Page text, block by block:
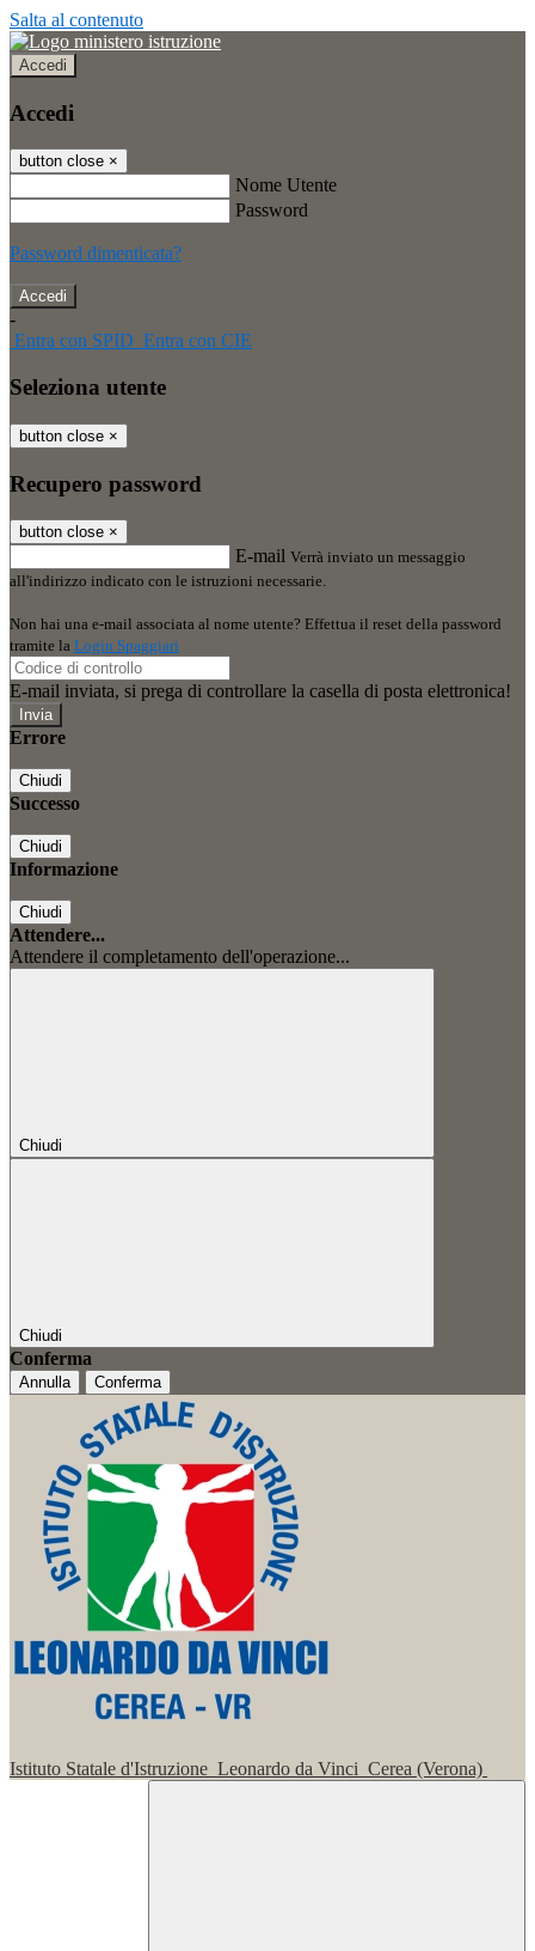
Salta al contenuto
Accedi
Accedi
button close ×
Nome Utente
Password
Password dimenticata?
-
Entra con SPID Entra con CIE
Seleziona utente
button close ×
Recupero password
button close ×
E-mail Verrà inviato un messaggio
all'indirizzo indicato con le istruzioni necessarie.
Non hai una e-mail associata al nome utente? Effettua il reset della password
tramite la Login Spaggiari
E-mail inviata, si prega di controllare la casella di posta elettronica!
Errore
Chiudi
Successo
Chiudi
Informazione
Chiudi
Attendere...
Attendere il completamento dell'operazione...
Chiudi
Chiudi
Conferma
Annulla Conferma
Istituto Statale d'Istruzione Leonardo da Vinci Cerea (Verona)